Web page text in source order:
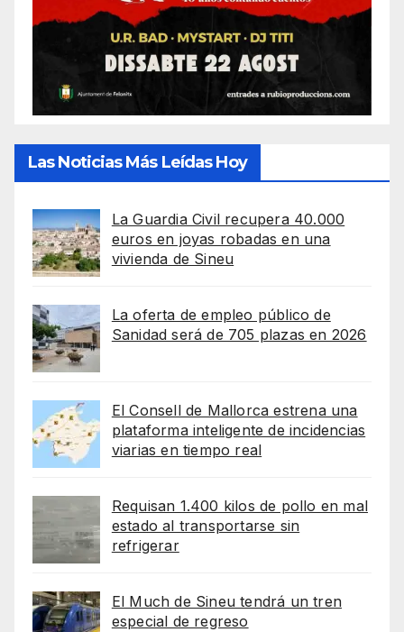
Las Noticias Más Leídas Hoy
La Guardia Civil recupera 40.000
euros en joyas robadas en una
vivienda de Sineu
La oferta de empleo público de
Sanidad será de 705 plazas en 2026
El Consell de Mallorca estrena una
plataforma inteligente de incidencias
viarias en tiempo real
Requisan 1.400 kilos de pollo en mal
estado al transportarse sin
refrigerar
El Much de Sineu tendrá un tren
especial de regreso